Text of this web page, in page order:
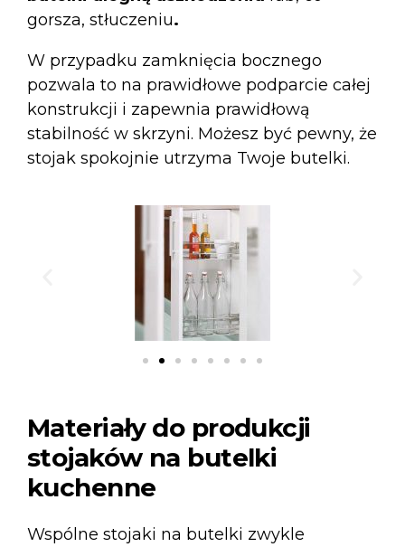
gorsza, stłuczeniu.
W przypadku zamknięcia bocznego
pozwala to na prawidłowe podparcie całej
konstrukcji i zapewnia prawidłową
stabilność w skrzyni. Możesz być pewny, że
stojak spokojnie utrzyma Twoje butelki.
Materiały do produkcji
stojaków na butelki
kuchenne
Wspólne stojaki na butelki zwykle